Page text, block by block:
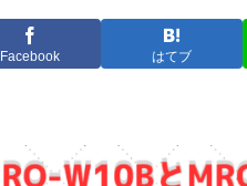
Facebook はてブ